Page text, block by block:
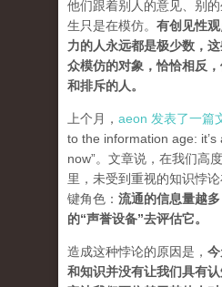
他们跟着别人的意见、别
生只是在模仿。 有创见性
力的人永远都是极少数，
众模仿的对象，恰恰相反
和排斥的人。
上个月， aeon 发表了一篇
to the information age:
now”。文章说，在我们高
里，未受到重视的知识悖
键角色： 流通的信息量越
的“声誉设备”去评估它。
造成这种悖论的原因是，
和知识并没有让我们具有